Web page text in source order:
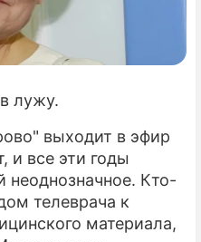
СТИЛЬ ЖИЗНИ
СЕРИАЛЫ
ИГРЫ
ПРЕСС-РЕЛИЗЫ
О ПРОЕКТЕ
лужу.
выходит в эфир
и все эти годы
неоднозначное. Кто-
телеврача к
материала,